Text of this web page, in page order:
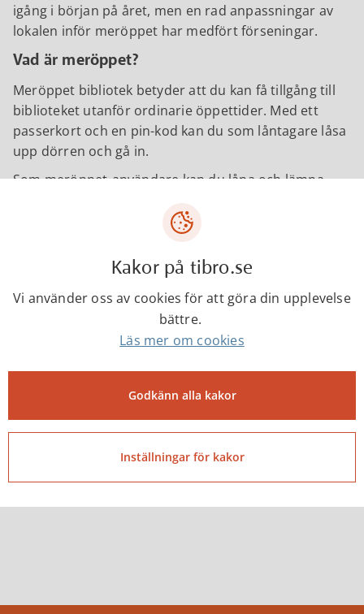
igång i början på året, men en rad anpassningar av
lokalen inför meröppet har medfört förseningar.
Vad är meröppet?
Meröppet bibliotek betyder att du kan få tillgång till
biblioteket utanför ordinarie öppettider. Med ett
passerkort och en pin-kod kan du som låntagare låsa
upp dörren och gå in.
Som meröppet-användare kan du låna och lämna
eller annan media (ej fjärrlån, TV-spel eller film) Du
skriva ut, kopiera och scanna. Bibliotekslokalen står
öppen att användas för studier och det finns gratis
wifi.
För att bli meröppetlåntagare måste du ha fyllt 18 år
och ha bibliotekskort för Bibliotek Mellansjö. Du
kommer in till biblioteket för att fylla i en ansökan.
Du hittar mer information om meröppet och vilka
öppettider som gäller på bibliotekets webbsida:
Meröppet på Tibro
Kakor på tibro.se
Vi använder oss av cookies för att göra din upplevelse
bättre.
Läs mer om cookies
Godkänn alla kakor
Inställningar för kakor